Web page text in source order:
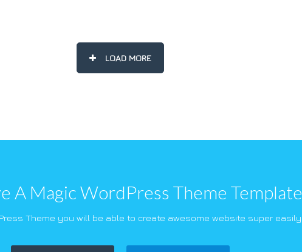
LOAD MORE
A Magic WordPress Theme Template
Theme you will be able to create awesome website super easily